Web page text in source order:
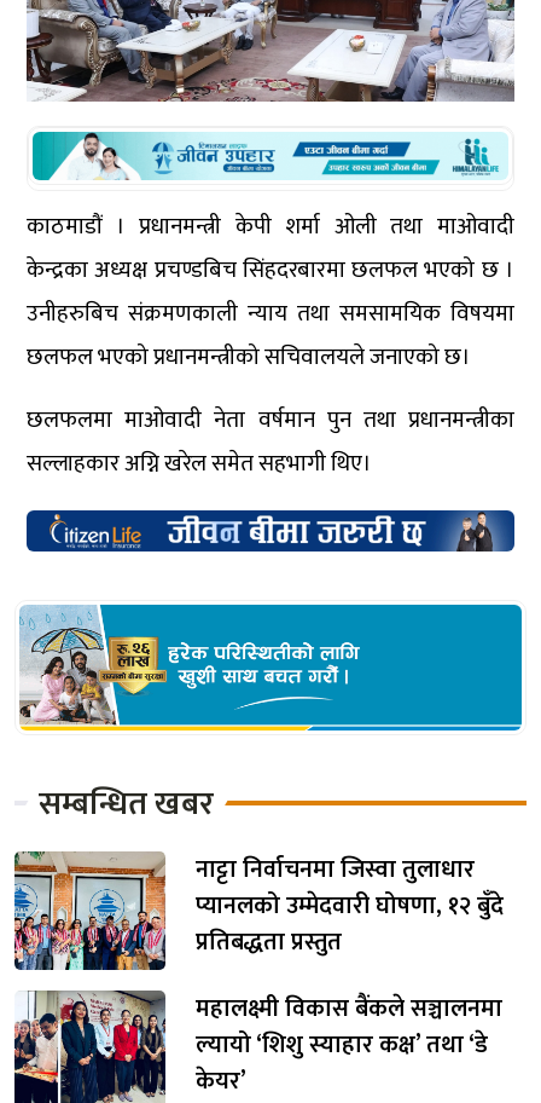
काठमाडौं । प्रधानमन्त्री केपी शर्मा ओली तथा माओवादी
केन्द्रका अध्यक्ष प्रचण्डबिच सिंहदरबारमा छलफल भएको छ ।
उनीहरुबिच संक्रमणकाली न्याय तथा समसामयिक विषयमा
छलफल भएको प्रधानमन्त्रीको सचिवालयले जनाएको छ।
छलफलमा माओवादी नेता वर्षमान पुन तथा प्रधानमन्त्रीका
सल्लाहकार अग्नि खरेल समेत सहभागी थिए।
सम्बन्धित खबर
नाट्टा निर्वाचनमा जिस्वा तुलाधार
प्यानलको उम्मेदवारी घोषणा, १२ बुँदे
प्रतिबद्धता प्रस्तुत
महालक्ष्मी विकास बैंकले सञ्चालनमा
ल्यायो ‘शिशु स्याहार कक्ष’ तथा ‘डे
केयर’